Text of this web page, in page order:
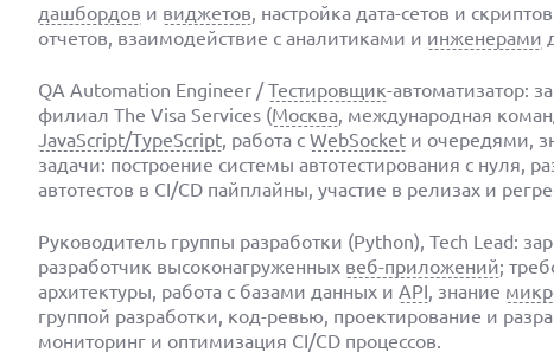
дашбордов и виджетов, настройка дата-сетов и
отчетов, взаимодействие с аналитиками и инженерами
QA Automation Engineer /Тестировщик-автоматизатор:
филиал The Visa Services (Москва, международная
JavaScript/TypeScript, работа с WebSocket и очередями,
задачи: построение системы автотестирования с нуля,
автотестов в CI/CD пайплайны, участие в релизах и
Руководитель группы разработки (Python), Tech Lead:
разработчик высоконагруженных веб-приложений;
архитектуры, работа с базами данных и API, знание
группой разработки, код-ревью, проектирование и
мониторинг и оптимизация CI/CD процессов.